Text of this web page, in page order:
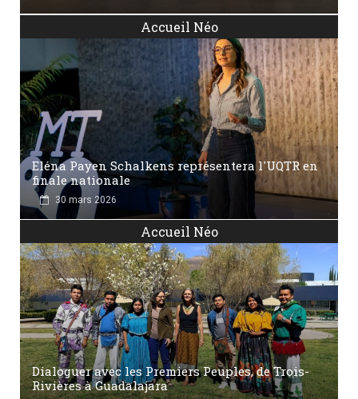
Accueil Néo
Eléna Payen Schalkens représentera l'UQTR en
finale nationale
30 mars 2026
Accueil Néo
Dialoguer avec les Premiers Peuples, de Trois-
Rivières à Guadalajara